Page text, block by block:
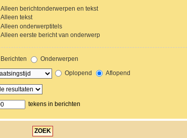
Alleen berichtonderwerpen en tekst
Alleen tekst
Alleen onderwerptitels
Alleen eerste bericht van onderwerp
Berichten
Onderwerpen
Oplopend Aflopend
tekens in berichten